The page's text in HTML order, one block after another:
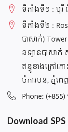
ទីតាំងទី១ : បុរី
ទីតាំងទី២ :
បាសាក់)
ឧទ្យានបាសាក់
ឥន្ធូខាងក្រៅកោ
ចំការមន, ភ្នំពេ
Phone:
Download